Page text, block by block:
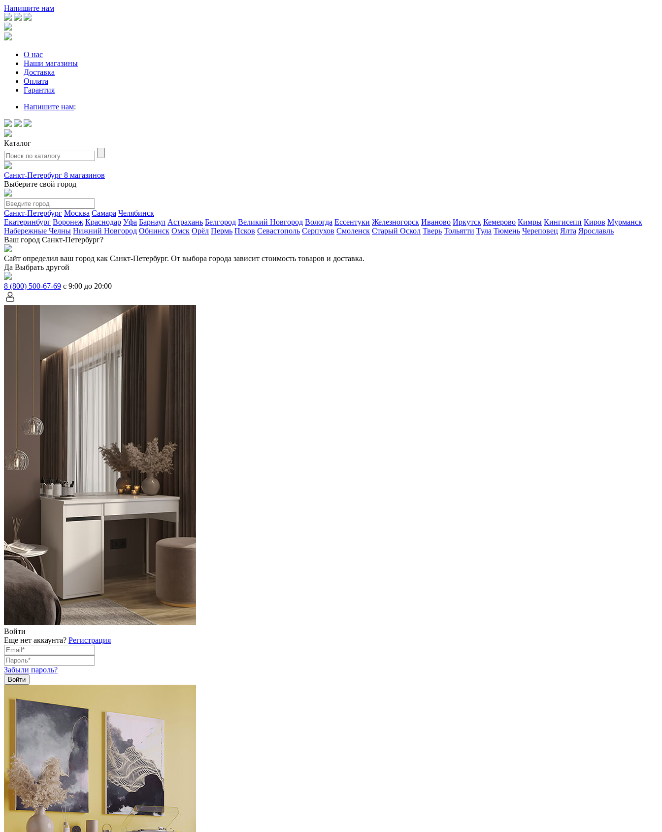
Напишите нам
О нас
Наши магазины
Доставка
Оплата
Гарантия
Напишите нам:
Каталог
Санкт-Петербург 8 магазинов
Выберите свой город
Санкт-Петербург Москва Самара Челябинск
Екатеринбург Воронеж Краснодар Уфа Барнаул Астрахань Белгород Великий Новгород Вологда Ессентуки Железногорск Иваново Иркутск Кемерово Кимры Кингисепп Киров Мурманск
Набережные Челны Нижний Новгород Обнинск Омск Орёл Пермь Псков Севастополь Серпухов Смоленск Старый Оскол Тверь Тольятти Тула Тюмень Череповец Ялта Ярославль
Ваш город Санкт-Петербург?
Сайт определил ваш город как Санкт-Петербург. От выбора города зависит стоимость товаров и доставка.
Да Выбрать другой
8 (800) 500-67-69 с 9:00 до 20:00
Войти
Еще нет аккаунта? Регистрация
Забыли пароль?